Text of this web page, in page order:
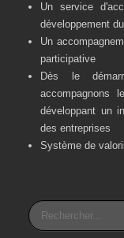
Un service
développement
Un
participative
Dès le
accompagnons
développant un
des entreprises
Système de